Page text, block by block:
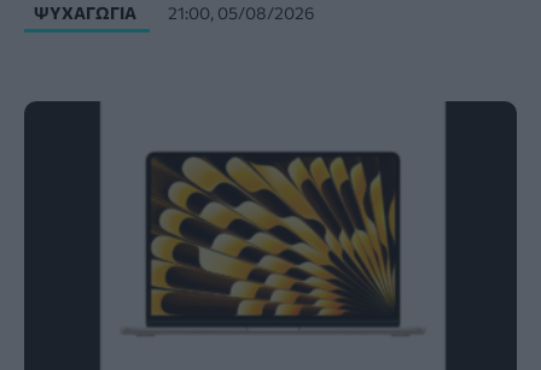
ΨΥΧΑΓΩΓΊΑ 21:00, 05/08/2026